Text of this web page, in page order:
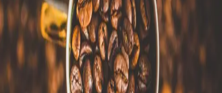
Mitt kaffe
Utforska RosterierLogga in Registrera
Topplista UtforskaRosterierLogga in Registrera